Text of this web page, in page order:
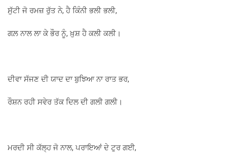
ਸੁੱਟੀ ਜੋ ਰਮਜ਼ ਰੁੱਤ ਨੇ, ਹੈ ਕਿੰਨੀ ਭਲੀ ਭਲੀ,
ਗਲ਼ ਨਾਲ ਲਾ ਕੇ ਭੌਰ ਨੂੰ, ਖ਼ੁਸ਼ ਹੈ ਕਲੀ ਕਲੀ।
ਦੀਵਾ ਸੱਜਣ ਦੀ ਯਾਦ ਦਾ ਬੁਝਿਆ ਨਾ ਰਾਤ ਭਰ,
ਰੌਸ਼ਨ ਰਹੀ ਸਵੇਰ ਤੱਕ ਦਿਲ ਦੀ ਗਲੀ ਗਲੀ।
ਮਰਦੀ ਸੀ ਕੱਲ੍ਹ ਜੋ ਨਾਲ, ਪਰਾਇਆਂ ਦੇ ਟੁਰ ਗਈ,